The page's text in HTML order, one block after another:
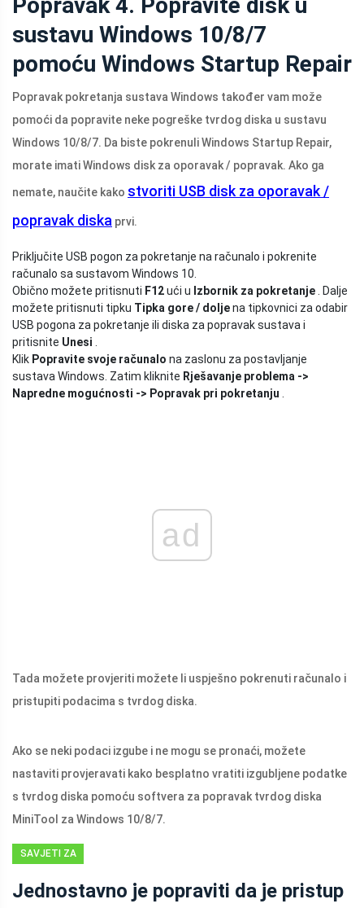
Popravak 4. Popravite disk u
sustavu Windows 10/8/7
pomoću Windows Startup Repair
Popravak pokretanja sustava Windows također vam može
pomoći da popravite neke pogreške tvrdog diska u sustavu
Windows 10/8/7. Da biste pokrenuli Windows Startup Repair,
morate imati Windows disk za oporavak / popravak. Ako ga
nemate, naučite kako stvoriti USB disk za oporavak /
popravak diska prvi.
Priključite USB pogon za pokretanje na računalo i pokrenite
računalo sa sustavom Windows 10.
Obično možete pritisnuti F12ući u Izbornik za pokretanje . Dalje
možete pritisnuti tipku Tipka gore / doljena tipkovnici za odabir
USB pogona za pokretanje ili diska za popravak sustava i
pritisnite Unesi
Klik Popravite svoje računalo na zaslonu za postavljanje
sustava Windows. Zatim kliknite Rješavanje problema ->
Napredne mogućnosti -> Popravak pri pokretanju
ad
Tada možete provjeriti možete li uspješno pokrenuti računalo i
pristupiti podacima s tvrdog diska.
Ako se neki podaci izgube i ne mogu se pronaći, možete
nastaviti provjeravati kako besplatno vratiti izgubljene podatke
s tvrdog diska pomoću softvera za popravak tvrdog diska
MiniTool za Windows 10/8/7.
SAVJETI ZA
PODATAKA
Jednostavno je popraviti da je pristup